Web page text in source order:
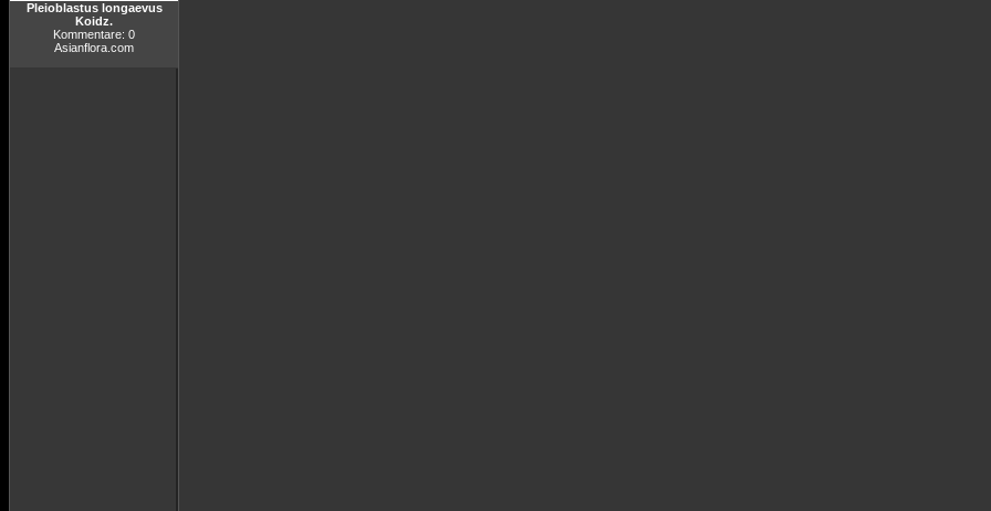
Pleioblastus longaevus
Koidz.
Kommentare: 0
Asianflora.com